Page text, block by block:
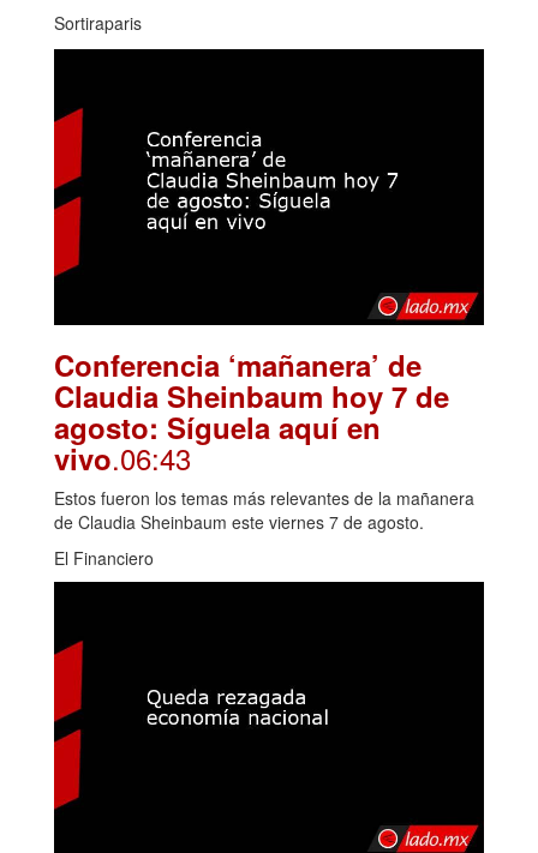
Sortiraparis
Conferencia ‘mañanera’ de
Claudia Sheinbaum hoy 7 de
agosto: Síguela aquí en
vivo.06:43
Estos fueron los temas más relevantes de la mañanera
de Claudia Sheinbaum este viernes 7 de agosto.
El Financiero